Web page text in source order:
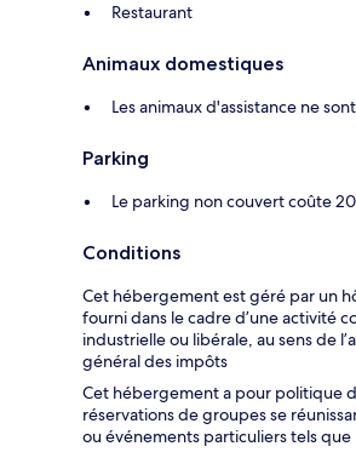
Restaurant
Animaux domestiques
Les animaux d'assistance ne
Parking
Le parking non couvert coûte
Conditions
Cet hébergement est géré par un
fourni dans le cadre d’une activité
industrielle ou libérale, au sens de
général des impôts
Cet hébergement a pour politique
réservations de groupes se
ou événements particuliers tels